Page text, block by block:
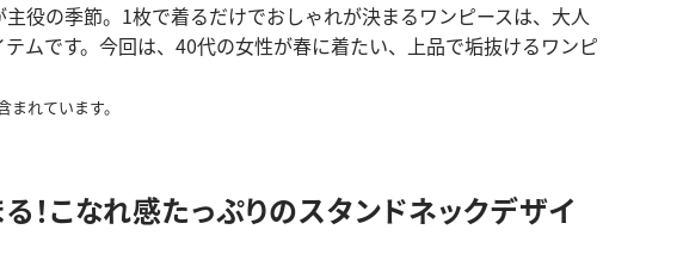
役の季節。1枚で着るだけでおしゃれが決まるワンピースは、大人
ムです。今回は、40代の女性が春に着たい、上品で垢抜けるワンピ
れています。
！こなれ感たっぷりのスタンドネックデザイ